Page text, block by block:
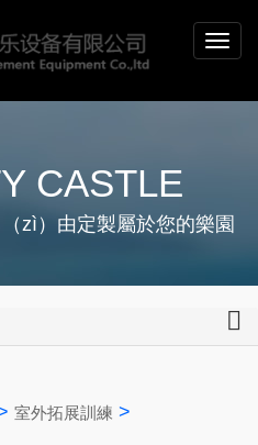
CASTLE
zì）由定製屬於您的樂園
室外拓展訓練 >